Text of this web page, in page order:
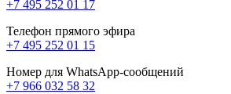
+7 495 252 01 17
Телефон прямого эфира
+7 495 252 01 15
Номер для WhatsApp-сообщений
+7 966 032 58 32